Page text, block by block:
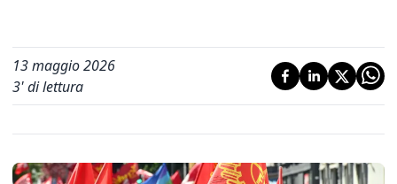
13 maggio 2026
3' di lettura